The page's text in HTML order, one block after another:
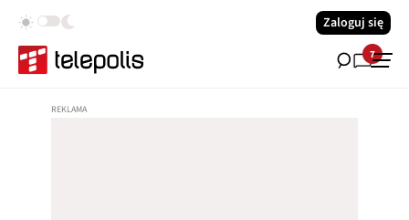
Zaloguj się
7